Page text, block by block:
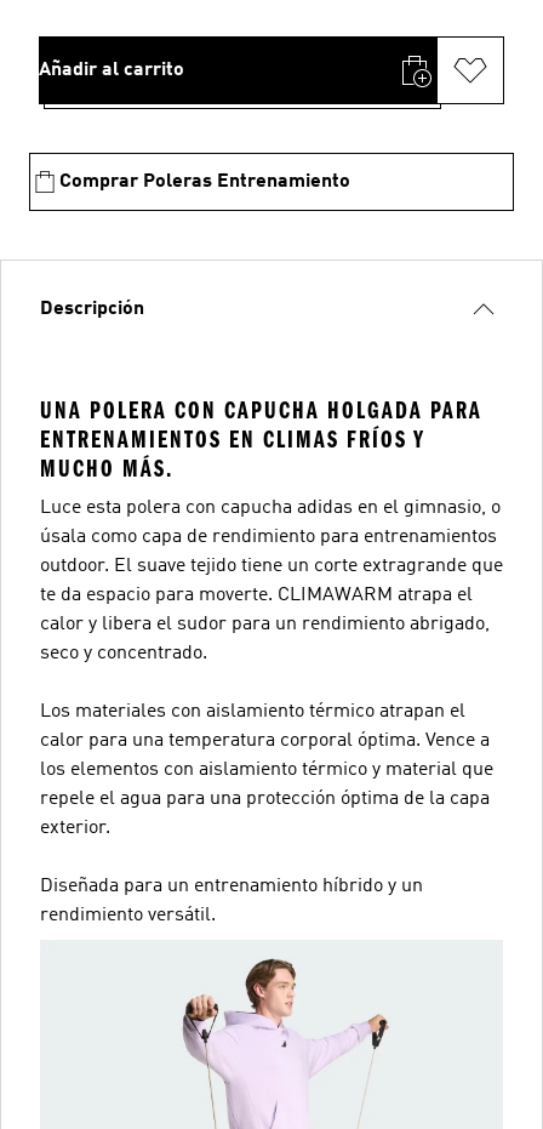
Añadir al carrito
Comprar Poleras Entrenamiento
Descripción
UNA POLERA CON CAPUCHA HOLGADA PARA
ENTRENAMIENTOS EN CLIMAS FRÍOS Y
MUCHO MÁS.
Luce esta polera con capucha adidas en el gimnasio, o
úsala como capa de rendimiento para entrenamientos
outdoor. El suave tejido tiene un corte extragrande que
te da espacio para moverte. CLIMAWARM atrapa el
calor y libera el sudor para un rendimiento abrigado,
seco y concentrado.
Los materiales con aislamiento térmico atrapan el
calor para una temperatura corporal óptima. Vence a
los elementos con aislamiento térmico y material que
repele el agua para una protección óptima de la capa
exterior.
Diseñada para un entrenamiento híbrido y un
rendimiento versátil.